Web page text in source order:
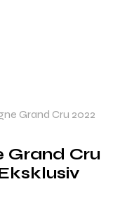
Grand Cru 2022
Grand Cru